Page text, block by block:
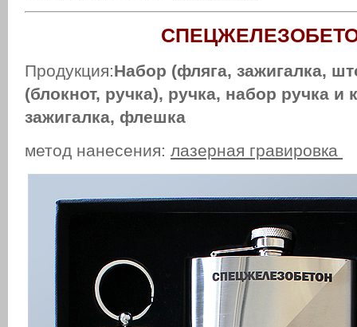
Продукция:Набор (фляга, зажигалка,
(блокнот, ручка), ручка, набор ручка и
зажигалка, флешка
метод нанесения: лазерная гравировка